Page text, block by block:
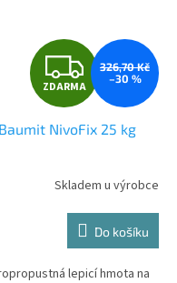
Z
D
A
R
M
A
ZDARMA
326,70 Kč
–30 %
NivoFix 25 kg
Skladem u výrobce
Do košíku
lepicí hmota na